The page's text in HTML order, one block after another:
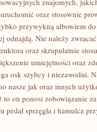
znajomych,
oraz stosownie
przywykną albowiem
odnajdą. Nie należy
oraz skrupulatnie
umiejętności oraz
osk szybcy i niezawodni.
nasze jak oraz innych
on ponosi zobowiązanie
sprzęgła i hamulca